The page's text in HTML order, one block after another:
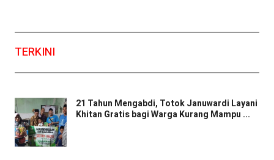
TERKINI
21 Tahun Mengabdi, Totok Januwardi Layani
Khitan Gratis bagi Warga Kurang Mampu ...